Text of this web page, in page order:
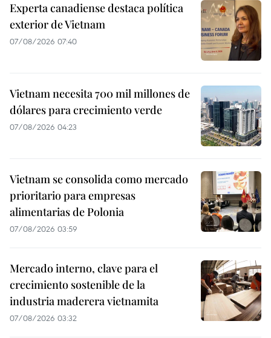
Experta canadiense destaca política
exterior de Vietnam
07/08/2026 07:40
Vietnam necesita 700 mil millones de
dólares para crecimiento verde
07/08/2026 04:23
Vietnam se consolida como mercado
prioritario para empresas
alimentarias de Polonia
07/08/2026 03:59
Mercado interno, clave para el
crecimiento sostenible de la
industria maderera vietnamita
07/08/2026 03:32